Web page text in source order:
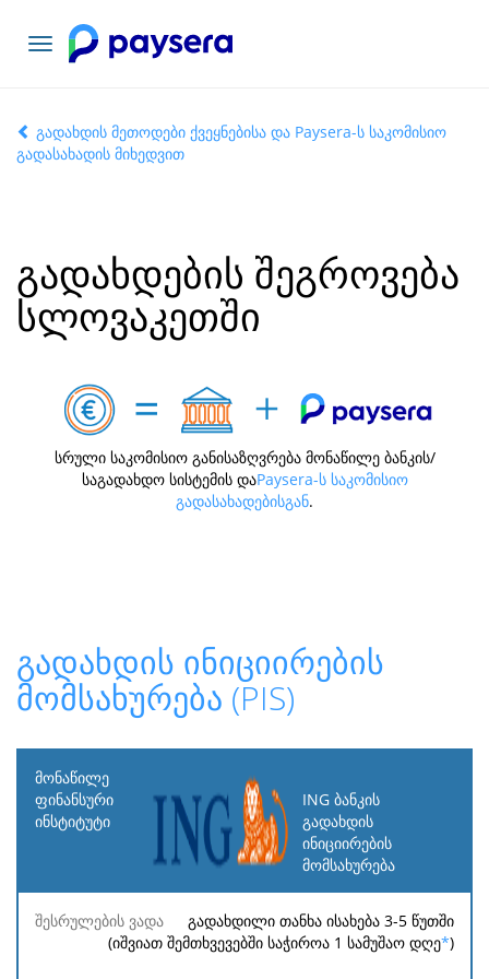
ნავიგაციის
გადართვა
გადახდის მეთოდები ქვეყნებისა და Paysera-ს საკომისიო
გადასახადის მიხედვით
გადახდების შეგროვება
სლოვაკეთში
სრული საკომისიო განისაზღვრება მონაწილე ბანკის/
საგადახდო სისტემის დაPaysera-ს საკომისიო
გადასახადებისგან.
გადახდის ინიციირების
მომსახურება (PIS)
მონაწილე
ფინანსური
ინსტიტუტი
ვადა
ING ბანკის
გადახდის
ინიციირების
მომსახურება
გადახდილი თანხა ისახება 3-5 წუთში
(იშვიათ შემთხვევებში საჭიროა 1 სამუშაო დღე*)